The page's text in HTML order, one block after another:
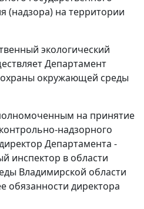
(надзора) на территории
экологический
Департамент
окружающей среды
на принятие
надзорного
Департамента -
инспектор в области
Владимирской области
обязанности директора